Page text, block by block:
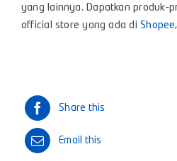
yang lainnya. Dapatkan produk-
official store yang ada diShopee
Share this
Email this